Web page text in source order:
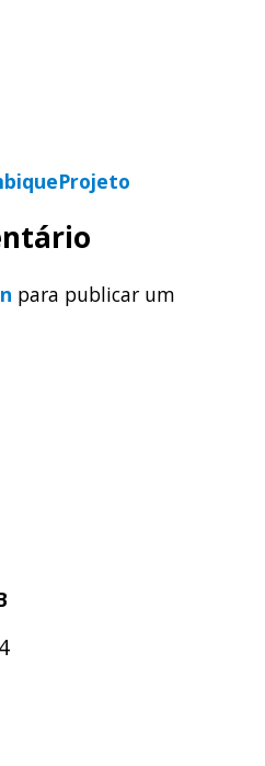
Projeto
para publicar um